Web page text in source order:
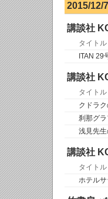
2015/12/7
講談社
タイトル
ITAN 29
講談社
タイトル
クドラ
刹那グ
浅見先
講談社
タイトル
ホテル